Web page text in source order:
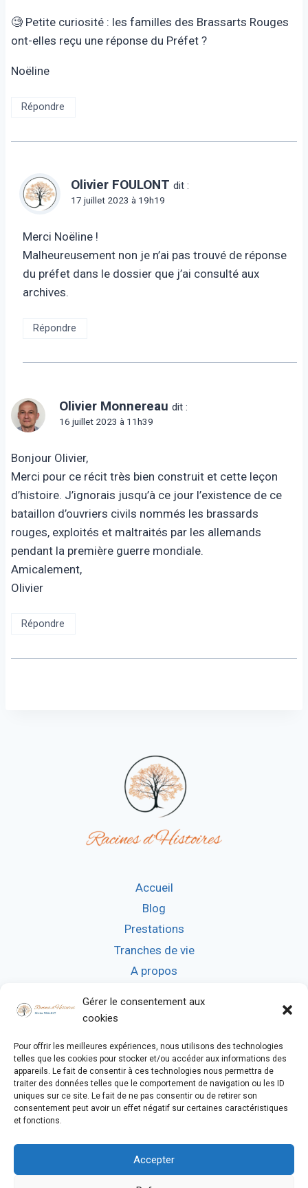
Gérer le consentement aux
cookies
Pour offrir les meilleures expériences, nous utilisons des technologies
telles que les cookies pour stocker et/ou accéder aux informations des
appareils. Le fait de consentir à ces technologies nous permettra de
traiter des données telles que le comportement de navigation ou les ID
uniques sur ce site. Le fait de ne pas consentir ou de retirer son
consentement peut avoir un effet négatif sur certaines caractéristiques
et fonctions.
Accepter
🧐 Petite curiosité : les familles des Brassarts Rouges
ont-elles reçu une réponse du Préfet ?
Noëline
Répondre
Olivier FOULONT dit :
17 juillet 2023 à 19h19
Merci Noëline !
Malheureusement non je n’ai pas trouvé de réponse
du préfet dans le dossier que j’ai consulté aux
archives.
Répondre
Olivier Monnereau dit :
16 juillet 2023 à 11h39
Bonjour Olivier,
Merci pour ce récit très bien construit et cette leçon
d’histoire. J’ignorais jusqu’à ce jour l’existence de ce
bataillon d’ouvriers civils nommés les brassards
rouges, exploités et maltraités par les allemands
pendant la première guerre mondiale.
Amicalement,
Olivier
Répondre
Accueil
Blog
Prestations
Tranches de vie
A propos
CATÉGORIES
Affaires Criminelles
Exemples de prestations
Les souvenirs d'enfance de mon père